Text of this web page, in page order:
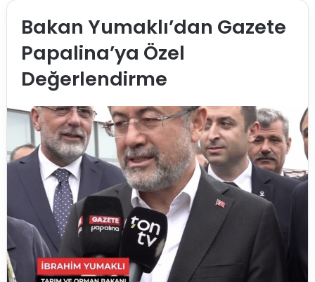
Bakan Yumaklı’dan Gazete
Papalina’ya Özel
Değerlendirme